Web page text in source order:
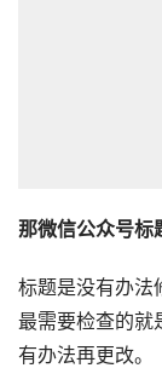
那微信公众号标
标题是没有办法
最需要检查的就
有办法再更改。